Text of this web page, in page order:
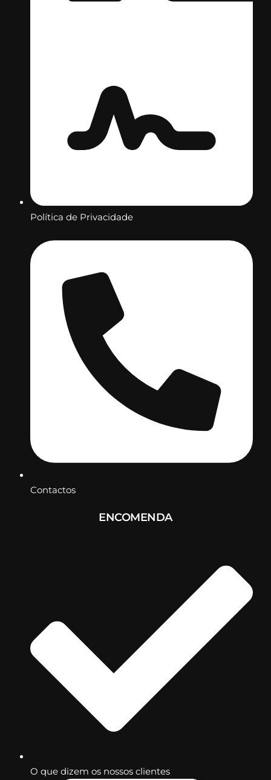
Política de Privacidade
Contactos
ENCOMENDA
O que dizem os nossos clientes